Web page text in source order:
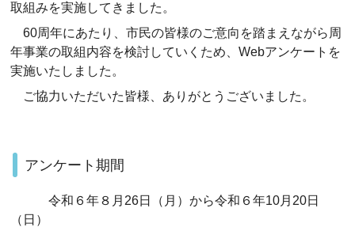
取組みを実施してきました。
60周年にあたり、市民の皆様のご意向を踏まえながら周
年事業の取組内容を検討していくため、Webアンケートを
実施いたしました。
ご協力いただいた皆様、ありがとうございました。
アンケート期間
令和６年８月26日（月）から令和６年10月20日
（日）